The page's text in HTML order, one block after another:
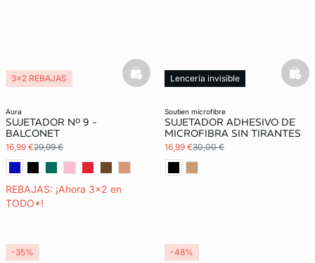
aura
SUJETADOR Nº 9 -
BALCONET
16,99 €29,99 €
REBAJAS: ¡Ahora 3x2 en
TODO*!
3x2 REBAJAS basketfull
soutien microfibre
SUJETADOR ADHESIVO DE
MICROFIBRA SIN TIRANTES
16,99 €30,00 €
Lencería invisible
-35% -48%